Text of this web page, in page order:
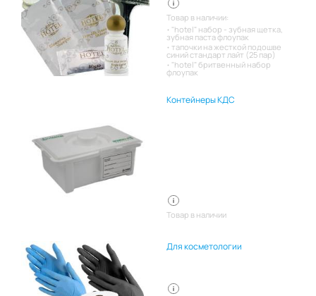
Товар в наличии:
"hotel" набор - зубная щетка,
зубная паста флоупак
тапочки на жесткой подошве
синий стандарт лайт (25 пар)
"hotel" бритвенный набор
флоупак
Контейнеры КДС
Товар в наличии
Для косметологии